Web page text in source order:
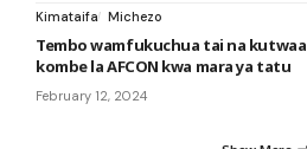
Kimataifa Michezo
Tembo wamfukuchua tai na kutwaa
kombe la AFCON kwa mara ya tatu
February 12, 2024